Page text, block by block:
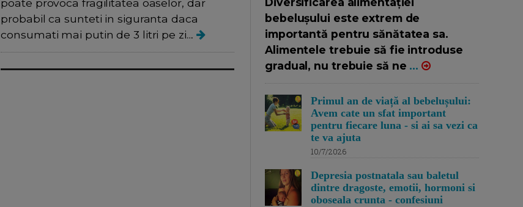
poate provoca fragilitatea oaselor, dar
probabil ca sunteti in siguranta daca
consumati mai putin de 3 litri pe zi....
bebelușului este extrem de
importantă pentru sănătatea sa.
Alimentele trebuie să fie introduse
gradual, nu trebuie să ne ...
Primul an de viață al bebelușului:
Avem cate un sfat important
pentru fiecare luna - si ai sa vezi ca
te va ajuta
10/7/2026
Depresia postnatala sau baletul
dintre dragoste, emotii, hormoni si
oboseala crunta - confesiuni